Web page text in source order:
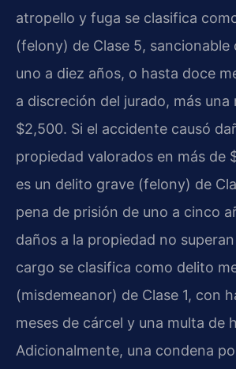
atropello y fuga se clasifica
(felony) de Clase 5,
uno a diez años, o hasta doce
a discreción del jurado, más una
$2,500. Si el accidente causó
propiedad valorados en más de
es un delito grave (felony) de
pena de prisión de uno a cinco
daños a la propiedad no
cargo se clasifica como delito
(misdemeanor) de Clase 1, con
meses de cárcel y una multa de
Adicionalmente, una condena